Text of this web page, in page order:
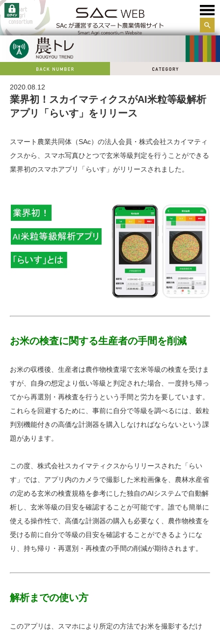
サイ
2020.08.12
業界初！スカイマティクスがAI米粒等級解析
アプリ「らいす」をリリース
スマート農業共同体（SAc）の法人会員・株式会社スカイマティ
クスから、スマホ写真ひとつで玄米等級判定を行うことができる
業界初のスマホアプリ「らいす」がリリースされました。
お米の検査に関する生産者の手間を削減
お米の収穫後、生産者は農作物検査場で玄米等級の検査を受けま
すが、自身の想定より低い等級と判定された場合、一度持ち帰っ
てから再選別・再検査を行うという手間と労力を要しています。
これらを回避するために、事前に自分で等級を調べるには、穀粒
判別機能付きの高価な計測器を購入しなければならないという課
題があります。
この度、株式会社スカイマティクスからリリースされた「らい
す」では、アプリ内のカメラで撮影した米粒画像を、農林水産省
の定める玄米の検査規格を参考にした独自のAIシステムで自動解
析し、玄米等級の目安を確認することが可能です。誰でも簡単に
使える操作性で、高価な計測器の購入も必要なく、農作物検査を
受ける前に自分で等級の目安を確認することができるようにな
り、持ち帰り・再選別・再検査の手間の削減が期待されます。
解析までの使い方
このアプリは、スマホにより所定の方法でお米を撮影するだけ